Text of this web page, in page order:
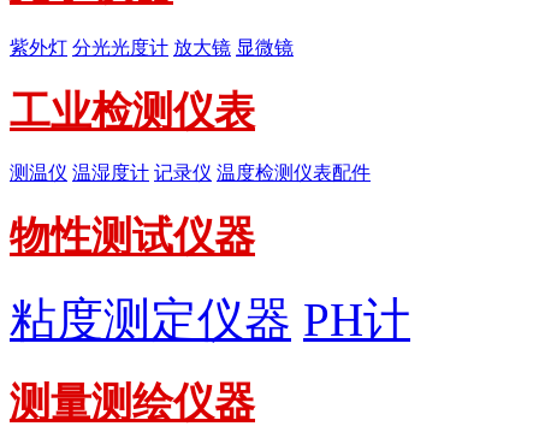
紫外灯 分光光度计 放大镜 显微镜
工业检测仪表
测温仪 温湿度计 记录仪 温度检测仪表配件
物性测试仪器
粘度测定仪器 PH计
测量测绘仪器